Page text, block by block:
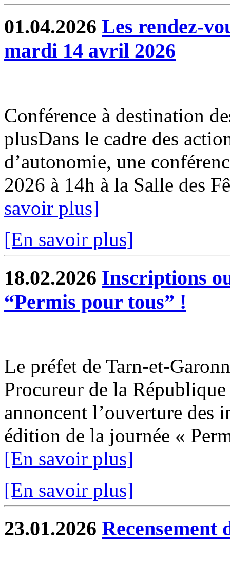
01.04.2026 Les rendez-
mardi 14 avril 2026
Conférence à destination
plusDans le cadre des
d’autonomie, une
2026 à 14h à la Salle des
savoir plus]
[En savoir plus]
18.02.2026 Inscriptions
“Permis pour tous” !
Le préfet de Tarn-et-
Procureur de la
annoncent l’ouverture des
édition de la journée «
[En savoir plus]
[En savoir plus]
23.01.2026 Recensement